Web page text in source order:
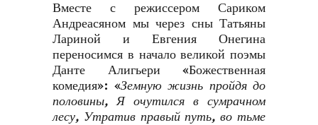
Вместе с режиссером Сариком
Андреасяном мы через сны Татьяны
Лариной и Евгения Онегина
переносимся в начало великой поэмы
Данте Алигьери «Божественная
комедия»: «Земную жизнь пройдя до
половины, Я очутился в сумрачном
лесу, Утратив правый путь, во тьме